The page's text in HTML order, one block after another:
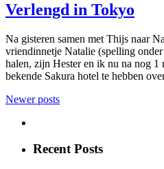
Verlengd in Tokyo
Na gisteren samen met Thijs naar
vriendinnetje Natalie (spelling
halen, zijn Hester en ik nu na nog 1
bekende Sakura hotel te hebben
Newer posts
Recent Posts